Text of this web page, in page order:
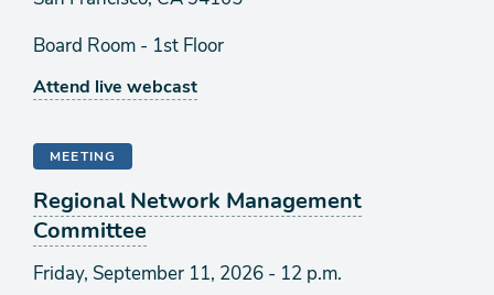
Board Room - 1st Floor
Attend live webcast
MEETING
Regional Network Management
Committee
Friday, September 11, 2026 - 12 p.m.